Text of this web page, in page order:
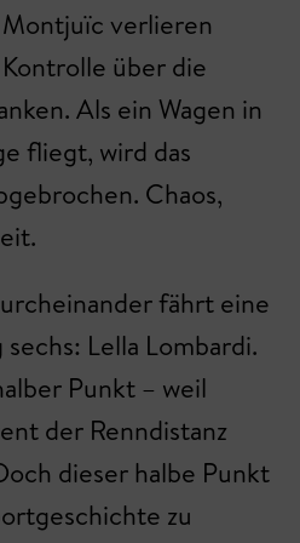
verlieren
über die
Als ein Wagen in
fliegt, wird das
Chaos,
fährt eine
Lella Lombardi.
Punkt – weil
der Renndistanz
dieser halbe Punkt
zu